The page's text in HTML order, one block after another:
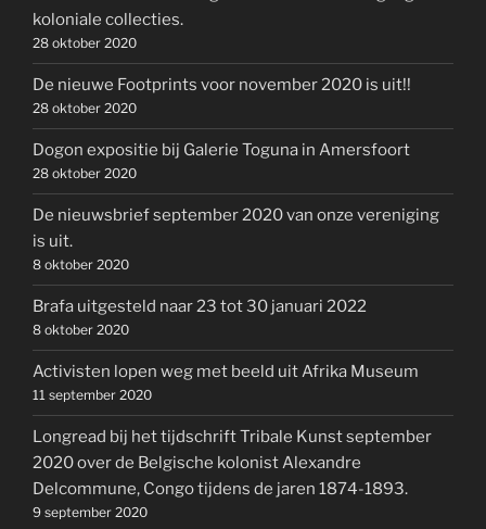
koloniale collecties.
28 oktober 2020
De nieuwe Footprints voor november 2020 is uit!!
28 oktober 2020
Dogon expositie bij Galerie Toguna in Amersfoort
28 oktober 2020
De nieuwsbrief september 2020 van onze vereniging
is uit.
8 oktober 2020
Brafa uitgesteld naar 23 tot 30 januari 2022
8 oktober 2020
Activisten lopen weg met beeld uit Afrika Museum
11 september 2020
Longread bij het tijdschrift Tribale Kunst september
2020 over de Belgische kolonist Alexandre
Delcommune, Congo tijdens de jaren 1874-1893.
9 september 2020